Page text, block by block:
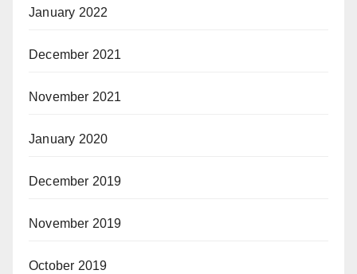
January 2022
December 2021
November 2021
January 2020
December 2019
November 2019
October 2019